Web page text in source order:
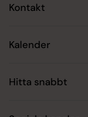
Kontakt
Kalender
Hitta snabbt